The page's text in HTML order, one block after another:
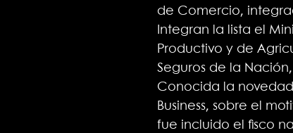
de Comercio,
Integran la lista el
Productivo y de
Seguros de la Nación,
Conocida la
Business, sobre el
fue incluido el fisco